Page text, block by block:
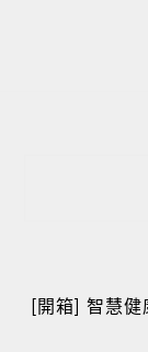
[開箱] 智慧